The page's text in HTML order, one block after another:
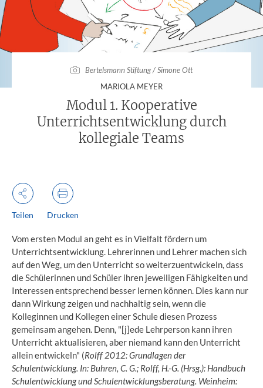
Bertelsmann Stiftung / Simone Ott
MARIOLA MEYER:
Modul 1. Kooperative
Unterrichtsentwicklung durch
kollegiale Teams
Teilen Drucken
Vom ersten Modul an geht es in Vielfalt fördern um
Unterrichtsentwicklung. Lehrerinnen und Lehrer machen sich
auf den Weg, um den Unterricht so weiterzuentwickeln, dass
die Schülerinnen und Schüler ihren jeweiligen Fähigkeiten und
Interessen entsprechend besser lernen können. Dies kann nur
dann Wirkung zeigen und nachhaltig sein, wenn die
Kolleginnen und Kollegen einer Schule diesen Prozess
gemeinsam angehen. Denn, "[j]ede Lehrperson kann ihren
Unterricht aktualisieren, aber niemand kann den Unterricht
allein entwickeln" (Rolff 2012: Grundlagen der
Schulentwicklung. In: Buhren, C. G.; Rolff, H.-G. (Hrsg.): Handbuch
Schulentwicklung und Schulentwicklungsberatung. Weinheim: